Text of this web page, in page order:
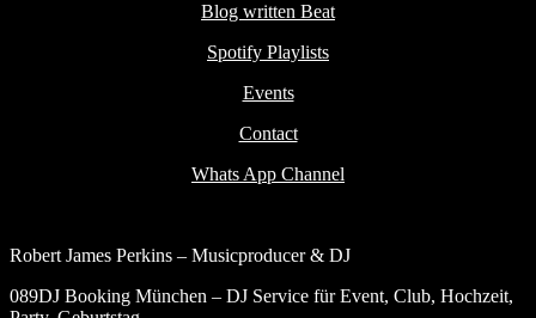
Blog written Beat
Spotify Playlists
Events
Contact
Whats App Channel
Robert James Perkins – Musicproducer & DJ
089DJ Booking München – DJ Service für Event, Club, Hochzeit,